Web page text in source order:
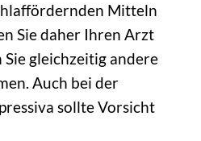
Mitteln
Sie daher Ihren Arzt
gleichzeitig andere
Auch bei der
sollte Vorsicht